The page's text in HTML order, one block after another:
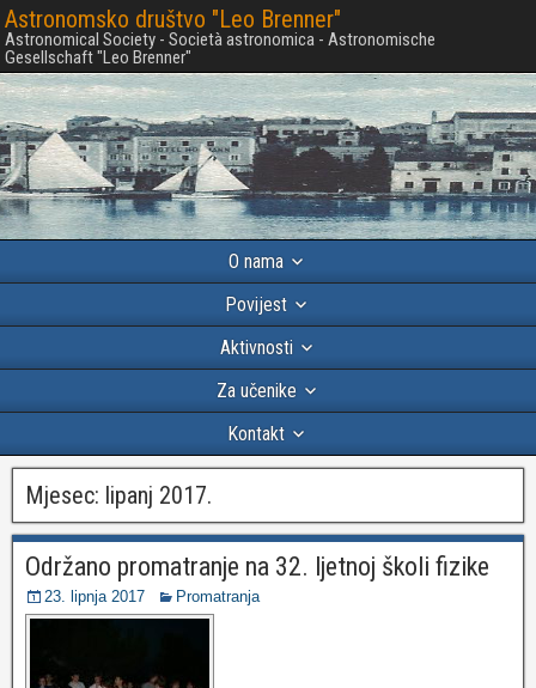
Astronomsko društvo "Leo Brenner"
Astronomical Society - Società astronomica - Astronomische
Gesellschaft "Leo Brenner"
O nama
Povijest
Aktivnosti
Za učenike
Kontakt
Mjesec: lipanj 2017.
Održano promatranje na 32. ljetnoj školi fizike
23. lipnja 2017 Promatranja